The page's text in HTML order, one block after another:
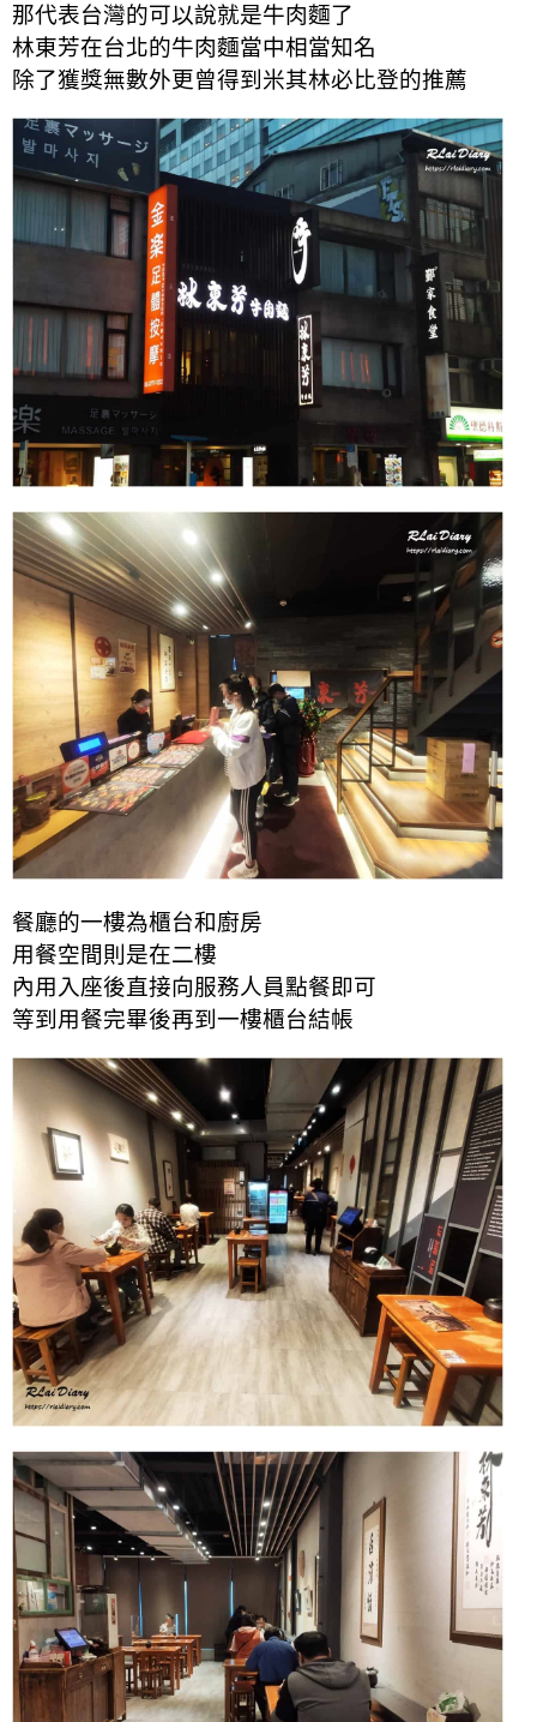
那代表台灣的可以說就是牛肉麵了
林東芳在台北的牛肉麵當中相當知名
除了獲獎無數外更曾得到米其林必比登的推薦
餐廳的一樓為櫃台和廚房
用餐空間則是在二樓
內用入座後直接向服務人員點餐即可
等到用餐完畢後再到一樓櫃台結帳